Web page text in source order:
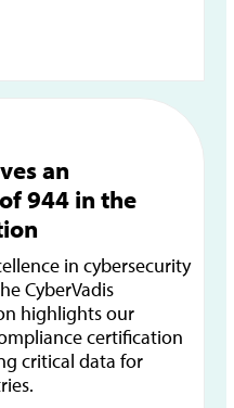
an
944 in the
in cybersecurity
CyberVadis
highlights our
certification
critical data for